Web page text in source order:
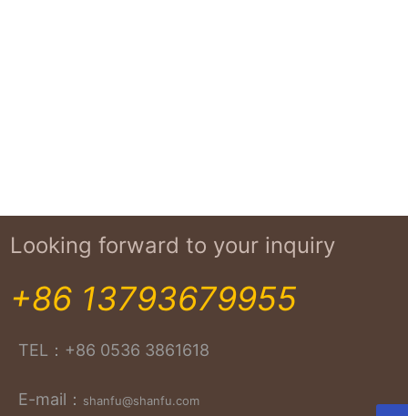
Looking forward to your inquiry
+86 13793679955
TEL： +86 0536 3861618
E-mail： shanfu@shanfu.com